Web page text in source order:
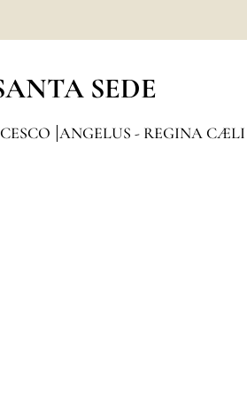
SEDE
ANGELUS - REGINA CÆLI